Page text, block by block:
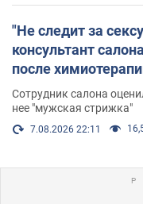
"Не следит за
консультант
после
Сотрудник салона
нее "мужская стрижка"
7.08.2026 22:11